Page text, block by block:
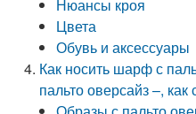
Нюансы кроя
Цвета
Обувь и аксессуары
Как носить шарф с
пальто оверсайз –,